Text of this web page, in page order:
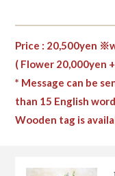
Price : 20,500yen
( Flower 20,000yen
* Message can be
than 15 English
Wooden tag is